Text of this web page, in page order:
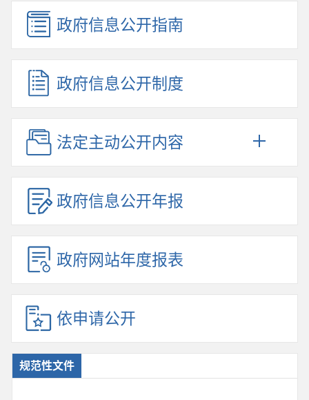
政府信息公开指南
政府信息公开制度
法定主动公开内容
政府信息公开年报
政府网站年度报表
依申请公开
规范性文件